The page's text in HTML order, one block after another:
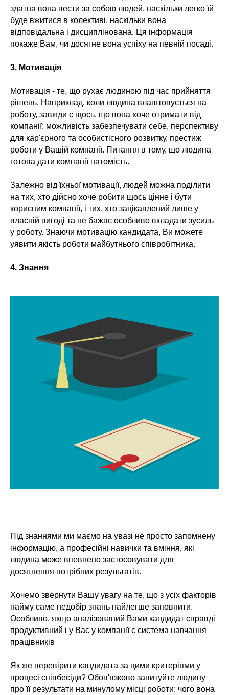
здатна вона вести за собою людей, наскільки легко їй
буде вжитися в колективі, наскільки вона
відповідальна і дисциплінована. Ця інформація
покаже Вам, чи досягне вона успіху на певній посаді.
3. Мотивація
Мотивація - те, що рухає людиною під час прийняття
рішень. Наприклад, коли людина влаштовується на
роботу, завжди є щось, що вона хоче отримати від
компанії: можливість забезпечувати себе, перспективу
для кар'єрного та особистісного розвитку, престиж
роботи у Вашій компанії. Питання в тому, що людина
готова дати компанії натомість.
Залежно від їхньої мотивації, людей можна поділити
на тих, хто дійсно хоче робити щось цінне і бути
корисним компанії, і тих, хто зацікавлений лише у
власній вигоді та не бажає особливо вкладати зусиль
у роботу. Знаючи мотивацію кандидата, Ви можете
уявити якість роботи майбутнього співробітника.
4. Знання
Під знаннями ми маємо на увазі не просто запомнену
інформацію, а професійні навички та вміння, які
людина може впевнено застосовувати для
досягнення потрібних результатів.
Хочемо звернути Вашу увагу на те, що з усіх факторів
найму саме недобір знань найлегше заповнити.
Особливо, якщо аналізований Вами кандидат справді
продуктивний і у Вас у компанії є система навчання
працівників
Як же перевірити кандидата за цими критеріями у
процесі співбесіди? Обов'язково запитуйте людину
про її результати на минулому місці роботи: чого вона